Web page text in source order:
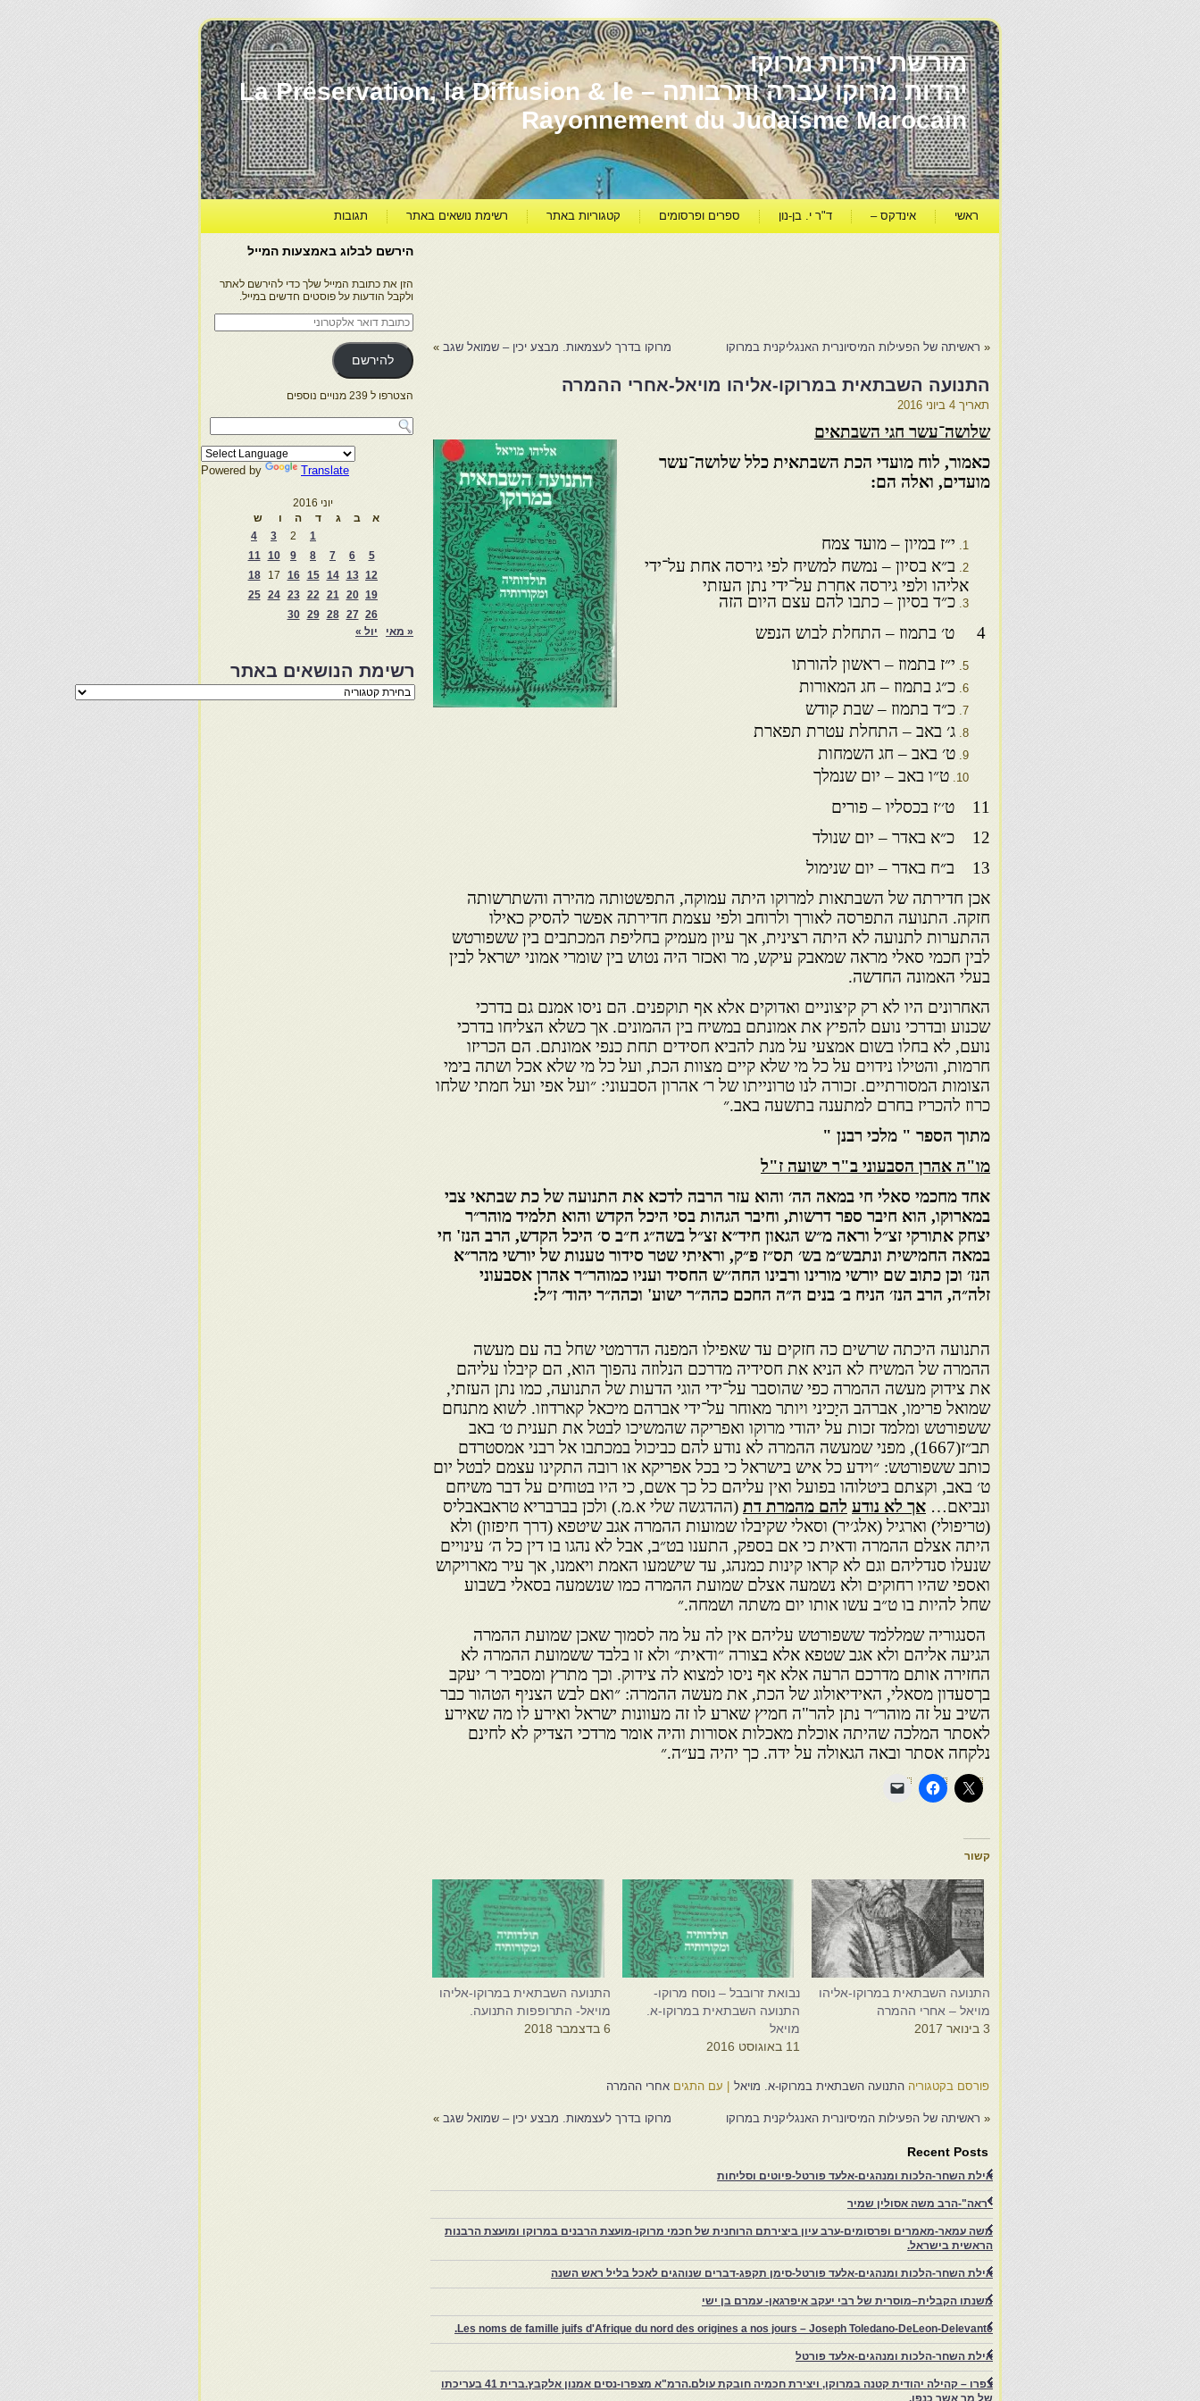
מורשת יהדות מרוקו
יהדות מרוקו עברה ותרבותה – La Préservation, la Diffusion & le
Rayonnement du Judaïsme Marocain
ראשי אינדקס – ד"ר י. בן-נון ספרים ופרסומים קטגוריות באתר רשימת נושאים באתר תגובות
« ראשיתה של הפעילות המיסיונרית האנגליקנית במרוקו מרוקו בדרך לעצמאות. מבצע יכין – שמואל שגב »
התנועה השבתאית במרוקו-אליהו מויאל-אחרי ההמרה
תאריך 4 ביוני 2016
שלושה־עשר חגי השבתאים
כאמור, לוח מועדי הכת השבתאית כלל שלושה־עשר
מועדים, ואלה הם:
י״ז במיון – מועד צמח
ב״א בסיון – נמשח למשיח לפי גירסה אחת על־ידי
אליהו ולפי גירסה אחרת על־ידי נתן העזתי
כ״ד בסיון – כתבו להם עצם היום הזה
י״ז בתמוז – ראשון להורתו
כ״ג בתמוז – חג המאורות
כ״ד בתמוז – שבת קודש
ג׳ באב – התחלת עטרת תפארת
ט׳ באב – חג השמחות
ט״ו באב – יום שנמלך
11 ט׳׳ז בכסליו – פורים
12 כ״א באדר – יום שנולד
13 ב״ח באדר – יום שנימול
אכן חדירתה של השבתאות למרוקו היתה עמוקה, התפשטותה מהירה והשתרשותה
חזקה. התנועה התפרסה לאורך ולרוחב ולפי עצמת חדירתה אפשר להסיק כאילו
ההתערות לתנועה לא היתה רצינית, אך עיון מעמיק בחליפת המכתבים בין ששפורטש
לבין חכמי סאלי מראה שמאבק עיקש, מר ואכזר היה נטוש בין שומרי אמוני ישראל לבין
בעלי האמונה החדשה.
האחרונים היו לא רק קיצוניים ואדוקים אלא אף תוקפנים. הם ניסו אמנם גם בדרכי
שכנוע ובדרכי נועם להפיץ את אמונתם במשיח בין ההמונים. אך כשלא הצליחו בדרכי
נועם, לא בחלו בשום אמצעי על מנת להביא חסידים תחת כנפי אמונתם. הם הכריזו
חרמות, והטילו נידוים על כל מי שלא קיים מצוות הכת, ועל כל מי שלא אכל ושתה בימי
הצומות המסורתיים. זכורה לנו טרונייתו של ר׳ אהרון הסבעוני: ״ועל אפי ועל חמתי שלחו
כרוז להכריז בחרם למתענה בתשעה באב.״
מתוך הספר " מלכי רבנן "
מו"ה אהרן הסבעוני ב"ר ישועה ז"ל
אחד מחכמי סאלי חי במאה הה׳ והוא עזר הרבה לדכא את התנועה של כת שבתאי צבי
במארוקו, הוא חיבר ספר דרשות, וחיבר הגהות בסי היכל הקדש והוא תלמיד מוהר״ר
יצחק אתורקי זצ״ל וראה מ״ש הגאון חיד״א זצ״ל בשה״ג ח״ב ס׳ היכל הקדש, הרב הנז' חי
במאה החמישית ונתבש״מ בש׳ תס״ז פ״ק, וראיתי שטר סידור טענות של יורשי מהר״א
הנז׳ וכן כתוב שם יורשי מורינו ורבינו החה׳׳ש החסיד ועניו כמוהר״ר אהרן אסבעוני
זלה״ה, הרב הנז׳ הניח ב׳ בנים ה״ה החכם כהה״ר ישוע' וכהה״ר יהוד׳ ז״ל:
התנועה היכתה שרשים כה חזקים עד שאפילו המפנה הדרמטי שחל בה עם מעשה
ההמרה של המשיח לא הניא את חסידיה מדרכם הנלוזה נהפוך הוא, הם קיבלו עליהם
את צידוק מעשה ההמרה כפי שהוסבר על־ידי הוגי הדעות של התנועה, כמו נתן העזתי,
שמואל פרימו, אברהב היָכיני ויותר מאוחר על־ידי אברהם מיכאל קארדוזו. לשוא מתנחם
ששפורטש ומלמד זכות על יהודי מרוקו ואפריקה שהמשיכו לבטל את תענית ט׳ באב
תב״ז(1667), מפני שמעשה ההמרה לא נודע להם כביכול במכתבו אל רבני אמסטרדם
כותב ששפורטש: ״וידע כל איש בישראל כי בכל אפריקא או רובה התקינו עצמם לבטל יום
ט׳ באב, וקצתם ביטלוהו בפועל ואין עליהם כל כך אשם, כי היו בטוחים על דבר משיחם
ונביאם… אך לא נודע להם מהמרת דת (ההדגשה שלי א.מ.) ולכן בברבריא טראבאבליס
(טריפולי) וארגיל (אלג׳יר) וסאלי שקיבלו שמועות ההמרה אגב שיטפא (דרך חיפזון) ולא
היתה אצלם ההמרה ודאית כי אם בספק, התענו בט״ב, אבל לא נהגו בו דין כל ה׳ עינויים
שנעלו סנדליהם וגם לא קראו קינות כמנהג, עד שישמעו האמת ויאמנו, אך עיר מארויקוש
ואספי שהיו רחוקים ולא נשמעה אצלם שמועת ההמרה כמו שנשמעה בסאלי בשבוע
שחל להיות בו ט״ב עשו אותו יום משתה ושמחה.״
הסנגוריה שמללמד ששפורטש עליהם אין לה על מה לסמוך שאכן שמועת ההמרה
הגיעה אליהם ולא אגב שטפא אלא בצורה ״ודאית״ ולא זו בלבד ששמועת ההמרה לא
החזירה אותם מדרכם הרעה אלא אף ניסו למצוא לה צידוק. וכך מתרץ ומסביר ר׳ יעקב
בךסעדון מסאלי, האידיאולוג של הכת, את מעשה ההמרה: ״ואם לבש הצניף הטהור כבר
השיב על זה מוהר״ר נתן להר"ה חמיץ שארע לו זה מעוונות ישראל ואירע לו מה שאירע
לאסתר המלכה שהיתה אוכלת מאכלות אסורות והיה אומר מרדכי הצדיק לא לחינם
נלקחה אסתר ובאה הגאולה על ידה. כך יהיה בע״ה.״
קשור
התנועה השבתאית במרוקו-אליהו
מויאל – אחרי ההמרה
3 בינואר 2017
נבואת זרובבל – נוסח מרוקו-
התנועה השבתאית במרוקו-א.
מויאל
11 באוגוסט 2016
התנועה השבתאית במרוקו-אליהו
מויאל- התרופפות התנועה.
6 בדצמבר 2018
פורסם בקטגוריה התנועה השבתאית במרוקו-א. מויאל עם התגים אחרי ההמרה
« ראשיתה של הפעילות המיסיונרית האנגליקנית במרוקו מרוקו בדרך לעצמאות. מבצע יכין – שמואל שגב »
Recent Posts
אילת השחר-הלכות ומנהגים-אלעד פורטל-פיוטים וסליחות
"ראה"-הרב משה אסולין שמיר
משה עמאר-מאמרים ופרסומים-ערב עיון ביצירתם הרוחנית של חכמי מרוקו-מועצת הרבנים במרוקו ומועצת הרבנות
הראשית בישראל.
אילת השחר-הלכות ומנהגים-אלעד פורטל-סימן תקפג-דברים שנוהגים לאכל בליל ראש השנה
משנתו הקבלית–מוסרית של רבי יעקב איפרגאן- עמרם בן ישי
Les noms de famille juifs d'Afrique du nord des origines a nos jours – Joseph Toledano-DeLeon-Delevante.
אילת השחר-הלכות ומנהגים-אלעד פורטל
צפרו – קהילה יהודית קטנה במרוקו, ויצירת חכמיה חובקת עולם.הרמ"א מצפרו-נסים אמנון אלקבץ.ברית 41 בעריכתו
של מר אשר כנפו.
הירשם לבלוג באמצעות המייל
הזן את כתובת המייל שלך כדי להירשם לאתר
ולקבל הודעות על פוסטים חדשים במייל.
כתובת
דואר
אלקטרוני
להירשם
הצטרפו ל 239 מנויים נוספים
Powered by Translate
יוני 2016
א
ב ג ד ה ו
ש
1
2
3
4
5
6
7
8
9
10
11
12
13
14
15
16
17
18
19
20
21
22
23
24
25
26
27
28
29
30
« מאי
יול »
רשימת הנושאים באתר
רשימת
הנושאים